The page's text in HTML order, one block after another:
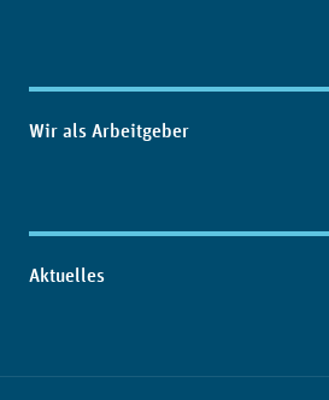
Wir als Arbeitgeber
Aktuelles